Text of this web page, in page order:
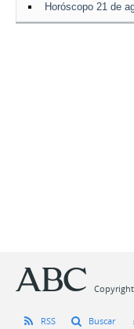
Horóscopo 21 de
Copyright
RSS Buscar